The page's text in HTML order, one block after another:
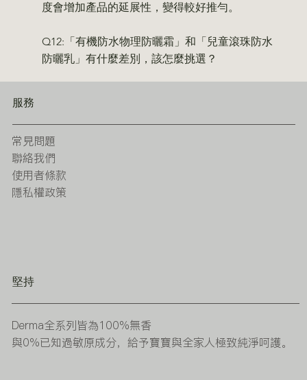
度會增加產品的延展性，變得較好推勻。
Q12:「有機防水物理防曬霜」和「兒童滾珠防水
防曬乳」有什麼差別，該怎麼挑選？
服務
常見問題
聯絡我們
使用者條款
隱私權政策
堅持
Derma全系列皆為100%無香
與0%已知過敏原成分，給予寶寶與全家人極致純淨呵護。